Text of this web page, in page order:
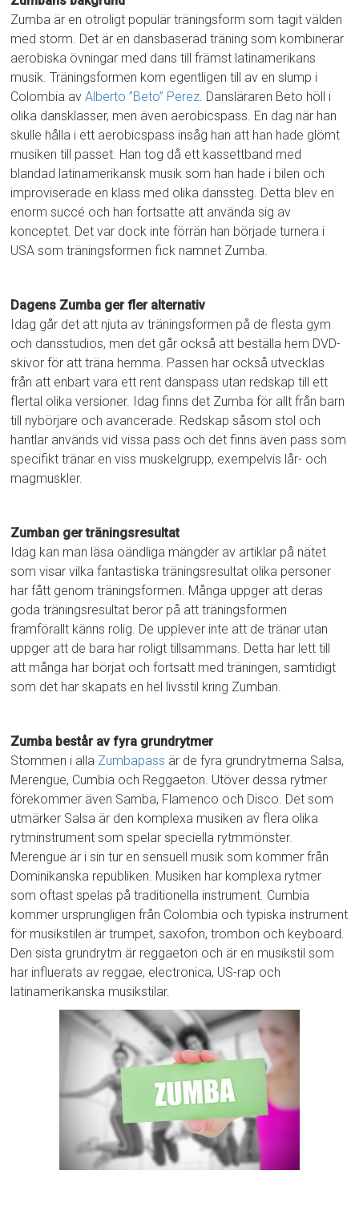
Zumba är en otroligt populär träningsform som tagit välden
med storm. Det är en dansbaserad träning som kombinerar
aerobiska övningar med dans till främst latinamerikans
musik. Träningsformen kom egentligen till av en slump i
Colombia avAlberto ”Beto” Perez . Dansläraren Beto höll i
olika dansklasser, men även aerobicspass. En dag när han
skulle hålla i ett aerobicspass insåg han att han hade glömt
musiken till passet. Han tog då ett kassettband med
blandad latinamerikansk musik som han hade i bilen och
improviserade en klass med olika danssteg. Detta blev en
enorm succé och han fortsatte att använda sig av
konceptet. Det var dock inte förrän han började turnera i
USA som träningsformen fick namnet Zumba.
Dagens Zumba ger fler alternativ
Idag går det att njuta av träningsformen på de flesta gym
och dansstudios, men det går också att beställa hem DVD-
skivor för att träna hemma. Passen har också utvecklas
från att enbart vara ett rent danspass utan redskap till ett
flertal olika versioner. Idag finns det Zumba för allt från barn
till nybörjare och avancerade. Redskap såsom stol och
hantlar används vid vissa pass och det finns även pass som
specifikt tränar en viss muskelgrupp, exempelvis lår- och
magmuskler.
Zumban ger träningsresultat
Idag kan man läsa oändliga mängder av artiklar på nätet
som visar vilka fantastiska träningsresultat olika personer
har fått genom träningsformen. Många uppger att deras
goda träningsresultat beror på att träningsformen
framförallt känns rolig. De upplever inte att de tränar utan
uppger att de bara har roligt tillsammans. Detta har lett till
att många har börjat och fortsatt med träningen, samtidigt
som det har skapats en hel livsstil kring Zumban.
Zumba består av fyra grundrytmer
Stommen i alla Zumbapass är de fyra grundrytmerna Salsa,
Merengue, Cumbia och Reggaeton. Utöver dessa rytmer
förekommer även Samba, Flamenco och Disco. Det som
utmärker Salsa är den komplexa musiken av flera olika
rytminstrument som spelar speciella rytmmönster.
Merengue är i sin tur en sensuell musik som kommer från
Dominikanska republiken. Musiken har komplexa rytmer
som oftast spelas på traditionella instrument. Cumbia
kommer ursprungligen från Colombia och typiska instrument
för musikstilen är trumpet, saxofon, trombon och keyboard.
Den sista grundrytm är reggaeton och är en musikstil som
har influerats av reggae, electronica, US-rap och
latinamerikanska musikstilar.